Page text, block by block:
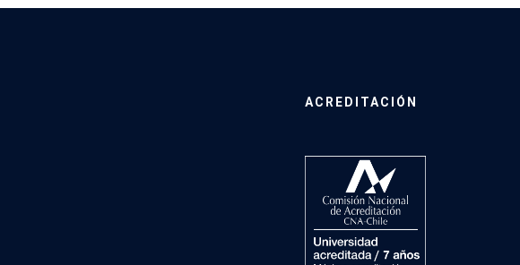
ACREDITACIÓN